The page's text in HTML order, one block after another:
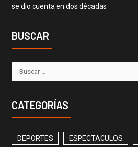
se dio cuenta en dos décadas
BUSCAR
CATEGORÍAS
DEPORTES ESPECTACULOS